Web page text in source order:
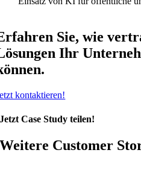
Sie, wie
Ihr
kontaktieren!
Jetzt Case Study teilen!
Weitere Customer